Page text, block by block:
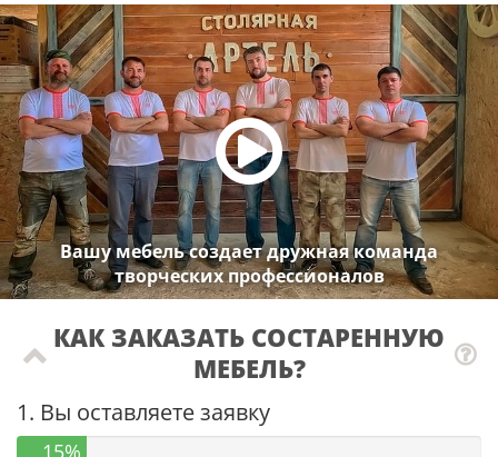
Вашу мебель создает дружная команда
творческих профессионалов
КАК ЗАКАЗАТЬ СОСТАРЕННУЮ
МЕБЕЛЬ?
1. Вы оставляете заявку